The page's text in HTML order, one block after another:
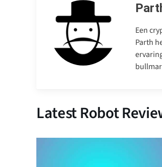
Een
Parth
Latest Robot